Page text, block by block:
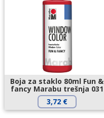
Boja za staklo 80ml Fun &
fancy Marabu trešnja 031
3,72 €